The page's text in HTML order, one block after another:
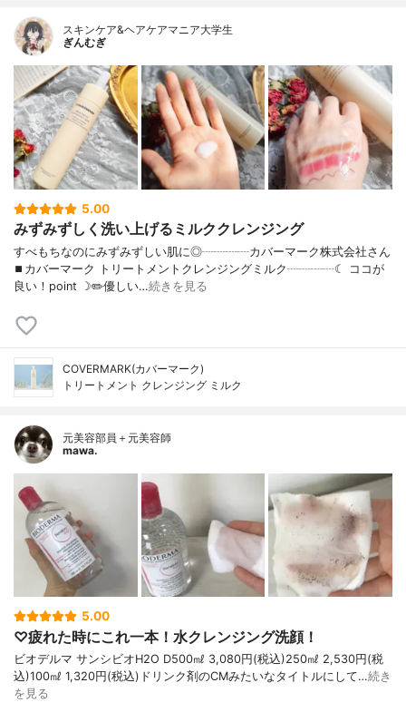
スキンケア&ヘアケアマニア大学生
ぎんむぎ
5.00
みずみずしく洗い上げるミルククレンジング
すべもちなのにみずみずしい肌に◎┈┈┈┈カバーマーク株式会社さん
⏹カバーマーク トリートメントクレンジングミルク┈┈┈┈☾ ココが
良い！point ☽✏️優しい…続きを見る
COVERMARK(カバーマーク)
トリートメント クレンジング ミルク
元美容部員＋元美容師
mawa.
5.00
♡疲れた時にこれ一本！水クレンジング洗顔！
ビオデルマ サンシビオH2O D500㎖ 3,080円(税込)250㎖ 2,530円(税
込)100㎖ 1,320円(税込)ドリンク剤のCMみたいなタイトルにして…続き
を見る